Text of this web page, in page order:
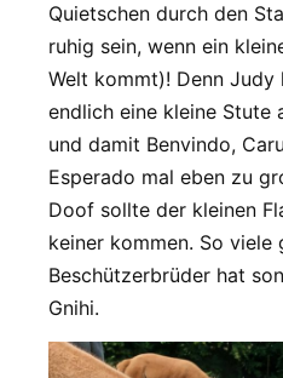
Quietschen durch den
ruhig sein, wenn ein
Welt kommt)! Denn Judy
endlich eine kleine Stute
und damit Benvindo,
Esperado mal eben zu
Doof sollte der kleinen
keiner kommen. So viele
Beschützerbrüder hat
Gnihi.